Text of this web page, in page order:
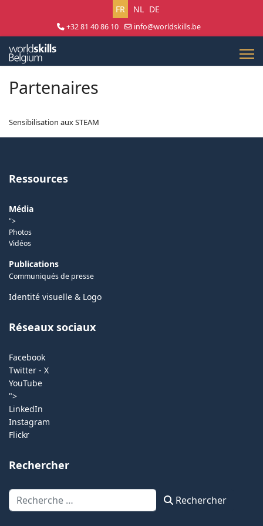
Sélectionnez votre langue
FR NL DE
+32 81 40 86 10
info@worldskills.be
Partenaires
Sensibilisation aux STEAM
Ressources
Média
">
Photos
Vidéos
Publications
Communiqués de presse
Identité visuelle & Logo
Réseaux sociaux
Facebook
Twitter - X
YouTube
">
LinkedIn
Instagram
Flickr
Rechercher
Rechercher Rechercher